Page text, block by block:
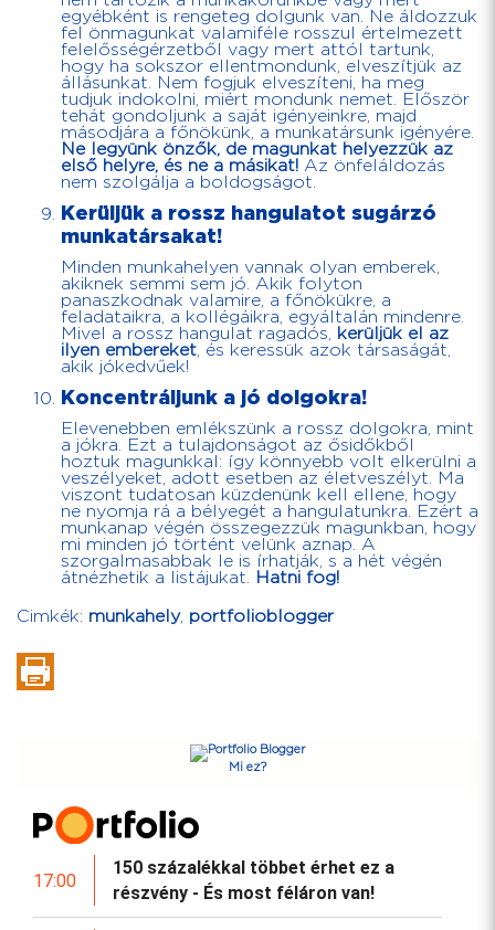
egyébként is rengeteg dolgunk van. Ne áldozzuk
fel önmagunkat valamiféle rosszul értelmezett
felelősségérzetből vagy mert attól tartunk,
hogy ha sokszor ellentmondunk, elveszítjük az
állásunkat. Nem fogjuk elveszíteni, ha meg
tudjuk indokolni, miért mondunk nemet. Először
tehát gondoljunk a saját igényeinkre, majd
másodjára a főnökünk, a munkatársunk igényére.
Ne legyünk önzők, de magunkat helyezzük az
első helyre, és ne a másikat! Az önfeláldozás
nem szolgálja a boldogságot.
Kerüljük a rossz hangulatot sugárzó
munkatársakat!
Minden munkahelyen vannak olyan emberek,
akiknek semmi sem jó. Akik folyton
panaszkodnak valamire, a főnökükre, a
feladataikra, a kollégáikra, egyáltalán mindenre.
Mivel a rossz hangulat ragadós,
kerüljük el az
ilyen embereket , és keressük azok társaságát,
akik jókedvűek!
Koncentráljunk a jó dolgokra!
Elevenebben emlékszünk a rossz dolgokra, mint
a jókra. Ezt a tulajdonságot az ősidőkből
hoztuk magunkkal: így könnyebb volt elkerülni a
veszélyeket, adott esetben az életveszélyt. Ma
viszont tudatosan küzdenünk kell ellene, hogy
ne nyomja rá a bélyegét a hangulatunkra. Ezért a
munkanap végén összegezzük magunkban, hogy
mi minden jó történt velünk aznap. A
szorgalmasabbak le is írhatják, s a hét végén
átnézhetik a listájukat.
Hatni fog!
Cimkék: munkahely, portfolioblogger
Mi ez?
17:00
150 százalékkal többet érhet ez a
részvény - És most féláron van!